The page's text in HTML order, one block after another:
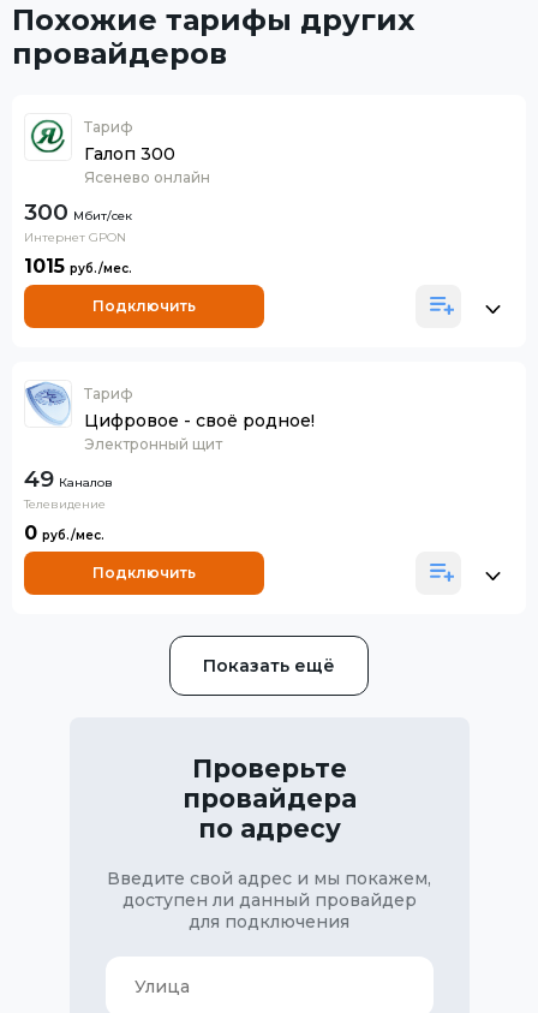
Похожие тарифы других
провайдеров
Тариф
Галоп 300
Ясенево онлайн
300
Интернет GPON
1015
Подключить
Тариф
Цифровое - своё родное!
Электронный щит
49 Каналов
Телевидение
0
Подключить
Показать ещё
Проверьте
провайдера
по адресу
Введите свой адрес и мы покажем,
доступен ли данный провайдер
для подключения